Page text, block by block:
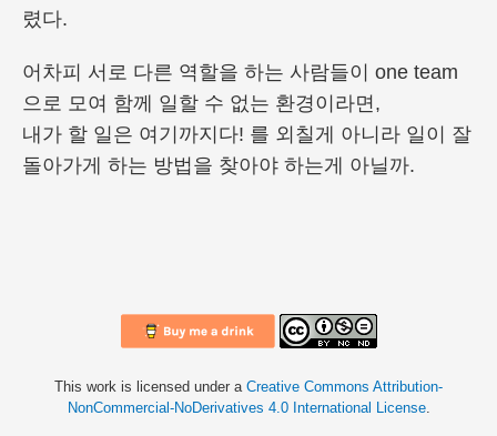
렸다.
어차피 서로 다른 역할을 하는 사람들이 one team
으로 모여 함께 일할 수 없는 환경이라면,
내가 할 일은 여기까지다! 를 외칠게 아니라 일이 잘
돌아가게 하는 방법을 찾아야 하는게 아닐까.
This work is licensed under a Creative Commons Attribution-
NonCommercial-NoDerivatives 4.0 International License.